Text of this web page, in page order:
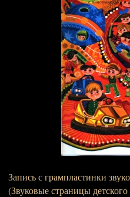
Запись с грампластинки
(Звуковые страницы